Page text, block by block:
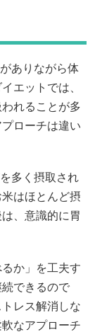
ありながら体
エットでは、
れることが多
ローチは違い
多く摂取され
はほとんど摂
、意識的に胃
か」を工夫す
できるので
レス解消しな
なアプローチ